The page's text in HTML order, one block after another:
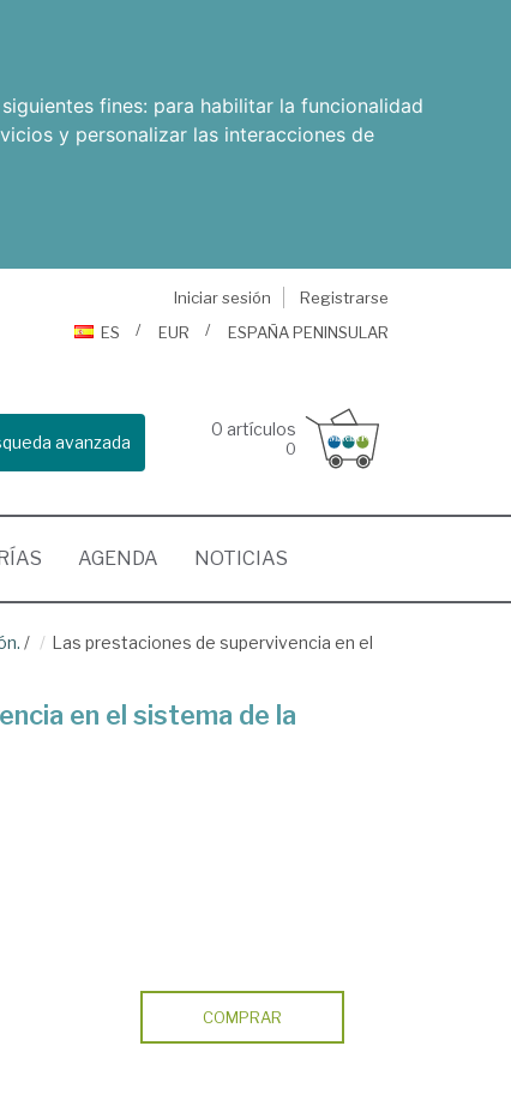
fines: para habilitar la funcionalidad
y personalizar las interacciones de
Iniciar sesión
Registrarse
ES
EUR ESPAÑA PENINSULAR
avanzada
0 artículos
0
AGENDA NOTICIAS
/
Las prestaciones de supervivencia en el
en el sistema de la
COMPRAR